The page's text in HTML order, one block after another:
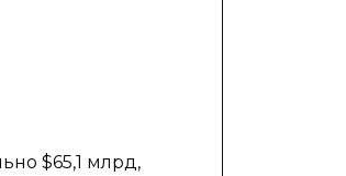
$65,1 млрд,